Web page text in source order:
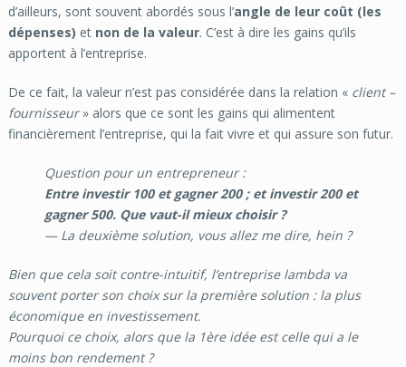
d’ailleurs, sont souvent abordés sous l’angle de leur coût (les
dépenses) etnon de la valeur. C’est à dire les gains qu’ils
apportent à l’entreprise.
De ce fait, la valeur n’est pas considérée dans la relation « client –
fournisseur» alors que ce sont les gains qui alimentent
financièrement l’entreprise, qui la fait vivre et qui assure son futur.
Question pour un entrepreneur :
Entre investir 100 et gagner 200 ; et investir 200 et
gagner 500. Que vaut-il mieux choisir ?
— La deuxième solution, vous allez me dire, hein ?
Bien que cela soit contre-intuitif, l’entreprise lambda va
souvent porter son choix sur la première solution : la plus
économique en investissement.
Pourquoi ce choix, alors que la 1ère idée est celle qui a le
moins bon rendement ?